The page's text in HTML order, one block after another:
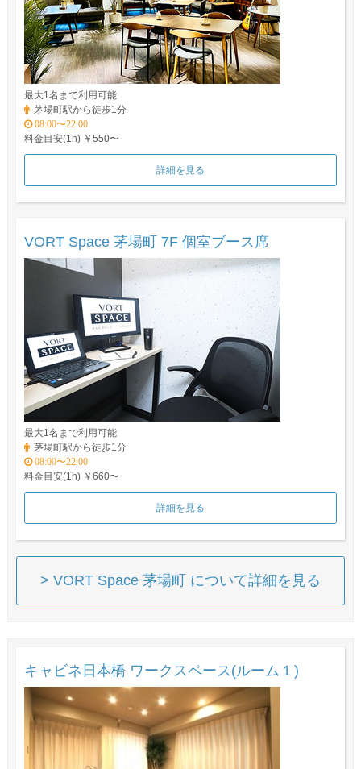
最大1名まで利用可能
茅場町駅から徒歩1分
08:00〜22:00
料金目安(1h) ￥550〜
詳細を見る
VORT Space 茅場町 7F 個室ブース席
最大1名まで利用可能
茅場町駅から徒歩1分
08:00〜22:00
料金目安(1h) ￥660〜
詳細を見る
> VORT Space 茅場町 について詳細を見る
キャビネ日本橋 ワークスペース(ルーム１)